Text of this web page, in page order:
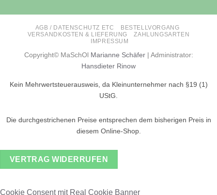
AGB / DATENSCHUTZ ETC
BESTELLVORGANG
VERSANDKOSTEN & LIEFERUNG
ZAHLUNGSARTEN
IMPRESSUM
Copyright© MaSchOl Marianne Schäfer| Administrator:
Hansdieter Rinow
Kein Mehrwertsteuerausweis, da Kleinunternehmer nach §19 (1)
UStG.
Die durchgestrichenen Preise entsprechen dem bisherigen Preis in
diesem Online-Shop.
VERTRAG WIDERRUFEN
Cookie Consent mit Real Cookie Banner